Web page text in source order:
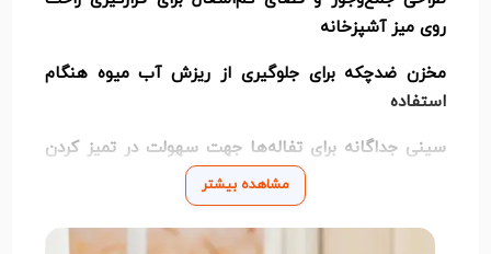
روی میز آشپزخانه
مخزن ضدچکه برای جلوگیری از ریزش آب میوه هنگام
استفاده
سینی جداگانه برای تفاله‌ها جهت سهولت در تمیز کردن
بدنه مقاوم از جنس پلاستیک باکیفیت و پایه‌های
مشاهده بیشتر